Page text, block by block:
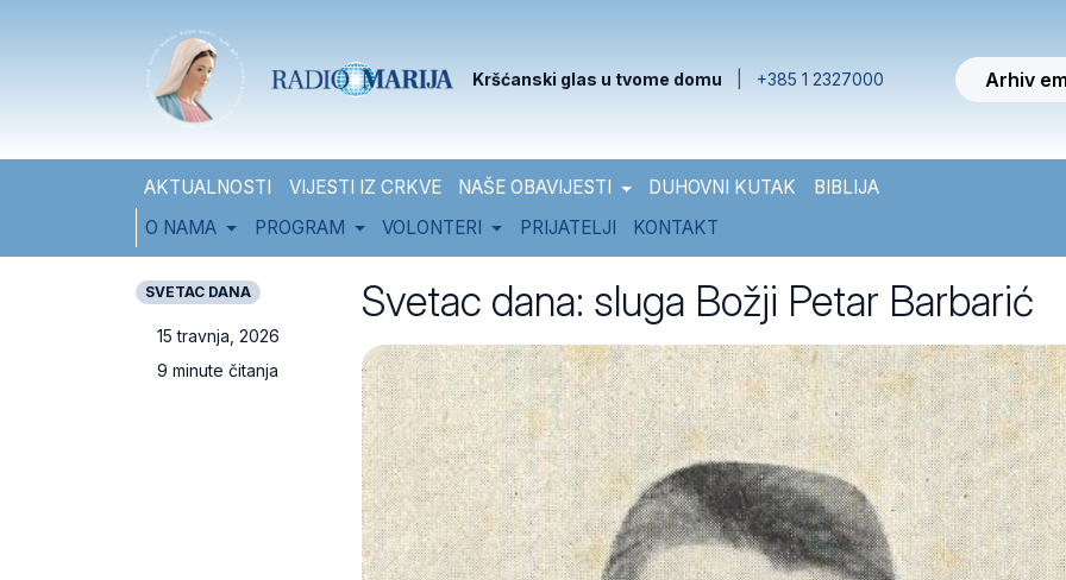
Kršćanski glas u tvome domu +385 1 2327000 Arhiv
AKTUALNOSTI VIJESTI IZ CRKVE NAŠE OBAVIJESTI DUHOVNI KUTAK
BIBLIJA
O NAMA
PROGRAM VOLONTERI PRIJATELJI KONTAKT
SVETAC DANA
15 travnja, 2026
9 minute čitanja
Svetac dana: sluga Božji Petar Barbarić